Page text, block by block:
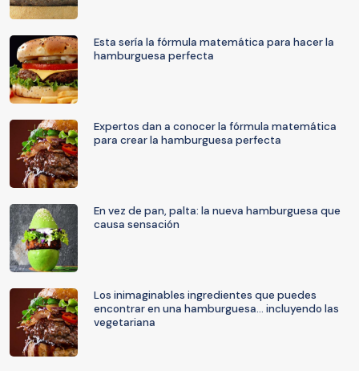
Esta sería la fórmula matemática para hacer la
hamburguesa perfecta
Expertos dan a conocer la fórmula matemática
para crear la hamburguesa perfecta
En vez de pan, palta: la nueva hamburguesa que
causa sensación
Los inimaginables ingredientes que puedes
encontrar en una hamburguesa... incluyendo las
vegetariana